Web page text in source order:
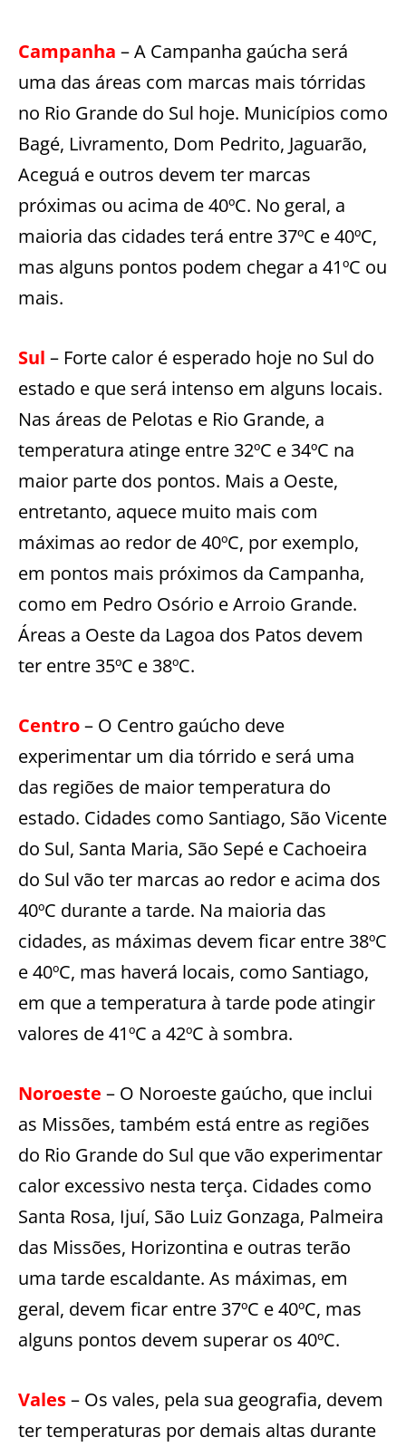
Campanha – A Campanha gaúcha será
uma das áreas com marcas mais tórridas
no Rio Grande do Sul hoje. Municípios como
Bagé, Livramento, Dom Pedrito, Jaguarão,
Aceguá e outros devem ter marcas
próximas ou acima de 40ºC. No geral, a
maioria das cidades terá entre 37ºC e 40ºC,
mas alguns pontos podem chegar a 41ºC ou
mais.
Sul – Forte calor é esperado hoje no Sul do
estado e que será intenso em alguns locais.
Nas áreas de Pelotas e Rio Grande, a
temperatura atinge entre 32ºC e 34ºC na
maior parte dos pontos. Mais a Oeste,
entretanto, aquece muito mais com
máximas ao redor de 40ºC, por exemplo,
em pontos mais próximos da Campanha,
como em Pedro Osório e Arroio Grande.
Áreas a Oeste da Lagoa dos Patos devem
ter entre 35ºC e 38ºC.
Centro– O Centro gaúcho deve
experimentar um dia tórrido e será uma
das regiões de maior temperatura do
estado. Cidades como Santiago, São Vicente
do Sul, Santa Maria, São Sepé e Cachoeira
do Sul vão ter marcas ao redor e acima dos
40ºC durante a tarde. Na maioria das
cidades, as máximas devem ficar entre 38ºC
e 40ºC, mas haverá locais, como Santiago,
em que a temperatura à tarde pode atingir
valores de 41ºC a 42ºC à sombra.
Noroeste – O Noroeste gaúcho, que inclui
as Missões, também está entre as regiões
do Rio Grande do Sul que vão experimentar
calor excessivo nesta terça. Cidades como
Santa Rosa, Ijuí, São Luiz Gonzaga, Palmeira
das Missões, Horizontina e outras terão
uma tarde escaldante. As máximas, em
geral, devem ficar entre 37ºC e 40ºC, mas
alguns pontos devem superar os 40ºC.
Vales– Os vales, pela sua geografia, devem
ter temperaturas por demais altas durante